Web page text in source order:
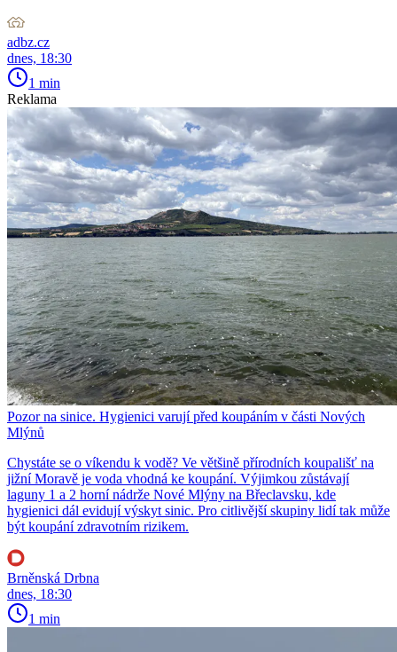
adbz.cz
dnes, 18:30
1 min
Reklama
Pozor na sinice. Hygienici varují před koupáním v části Nových
Mlýnů
Chystáte se o víkendu k vodě? Ve většině přírodních koupališť na
jižní Moravě je voda vhodná ke koupání. Výjimkou zůstávají
laguny 1 a 2 horní nádrže Nové Mlýny na Břeclavsku, kde
hygienici dál evidují výskyt sinic. Pro citlivější skupiny lidí tak může
být koupání zdravotním rizikem.
Brněnská Drbna
dnes, 18:30
1 min